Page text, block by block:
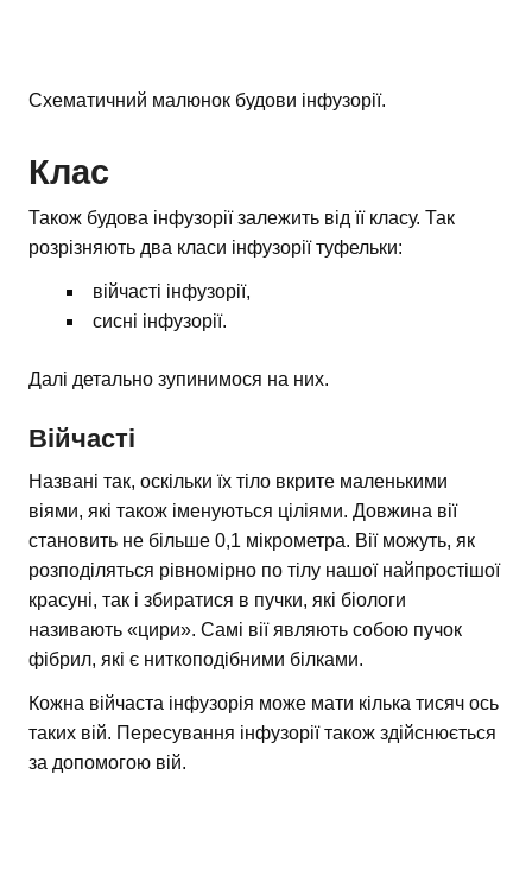
Схематичний малюнок будови інфузорії.
Клас
Також будова інфузорії залежить від її класу. Так
розрізняють два класи інфузорії туфельки:
війчасті інфузорії,
сисні інфузорії.
Далі детально зупинимося на них.
Війчасті
Названі так, оскільки їх тіло вкрите маленькими
віями, які також іменуються ціліями. Довжина вії
становить не більше 0,1 мікрометра. Вії можуть, як
розподіляться рівномірно по тілу нашої найпростішої
красуні, так і збиратися в пучки, які біологи
називають «цири». Самі вії являють собою пучок
фібрил, які є ниткоподібними білками.
Кожна війчаста інфузорія може мати кілька тисяч ось
таких вій. Пересування інфузорії також здійснюється
за допомогою вій.